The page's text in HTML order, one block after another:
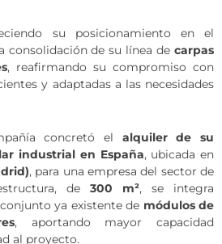
su posicionamiento en el
consolidación de su línea de carpas
, reafirmando su compromiso con
y adaptadas a las necesidades
concretó el alquiler de su
industrial en España, ubicada en
, para una empresa del sector de
de 300 m², se integra
ya existente de módulos de
, aportando mayor capacidad
al proyecto.